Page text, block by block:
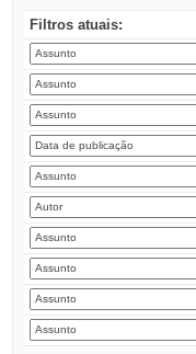
Filtros atuais: